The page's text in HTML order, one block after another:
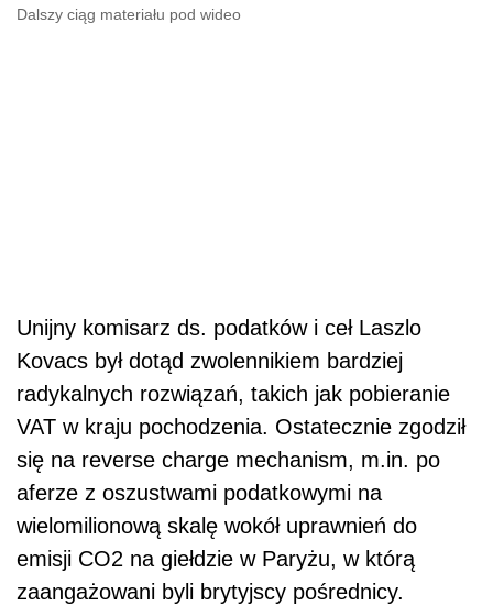
Dalszy ciąg materiału pod wideo
Unijny komisarz ds. podatków i ceł Laszlo
Kovacs był dotąd zwolennikiem bardziej
radykalnych rozwiązań, takich jak pobieranie
VAT w kraju pochodzenia. Ostatecznie zgodził
się na reverse charge mechanism, m.in. po
aferze z oszustwami podatkowymi na
wielomilionową skalę wokół uprawnień do
emisji CO2 na giełdzie w Paryżu, w którą
zaangażowani byli brytyjscy pośrednicy.